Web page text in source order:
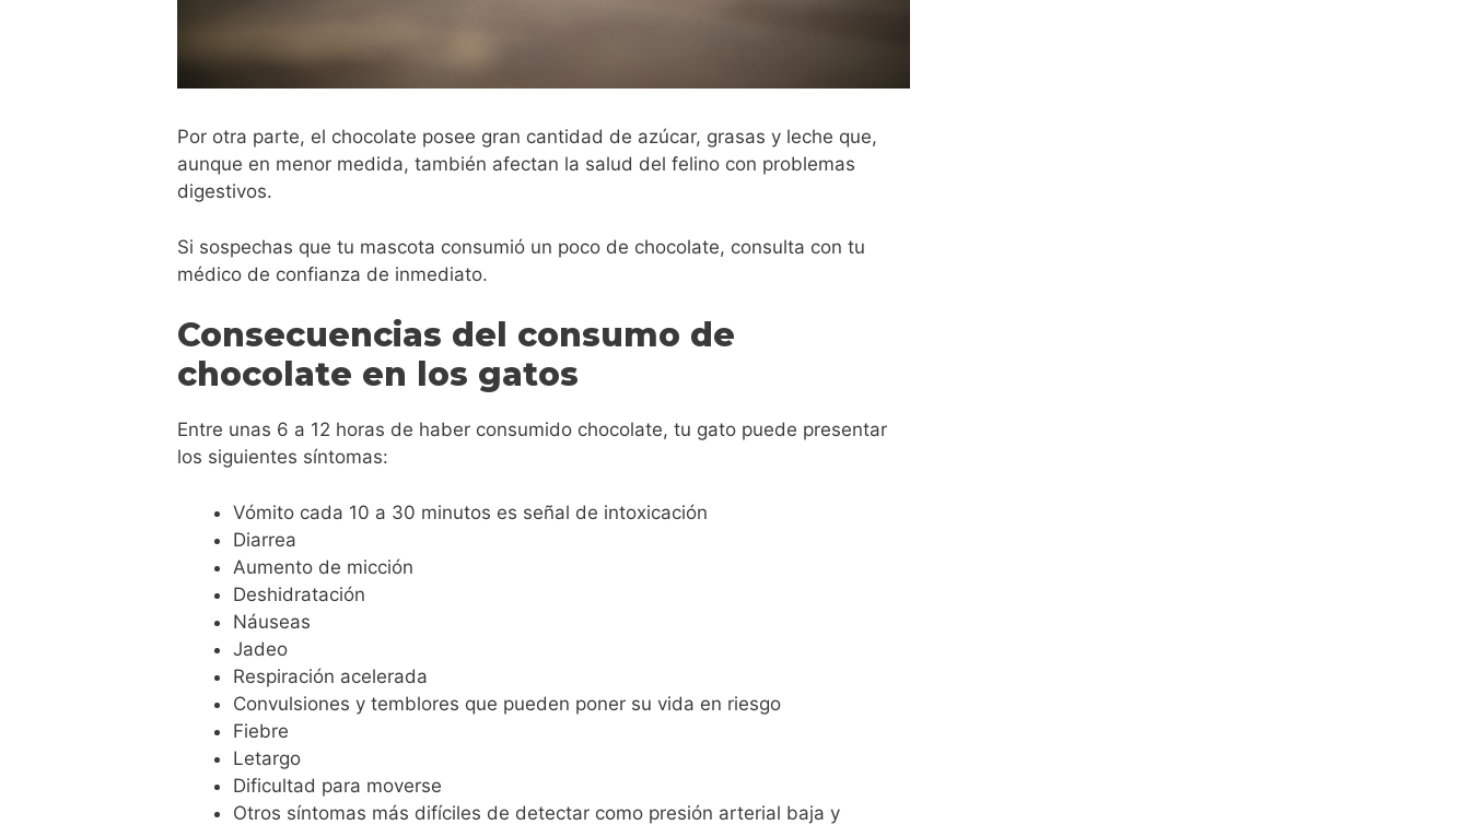
Por otra parte, el chocolate posee gran cantidad de azúcar, grasas y leche que,
aunque en menor medida, también afectan la salud del felino con problemas
digestivos.
Si sospechas que tu mascota consumió un poco de chocolate, consulta con tu
médico de confianza de inmediato.
Consecuencias del consumo de
chocolate en los gatos
Entre unas 6 a 12 horas de haber consumido chocolate, tu gato puede presentar
los siguientes síntomas:
Vómito cada 10 a 30 minutos es señal de intoxicación
Diarrea
Aumento de micción
Deshidratación
Náuseas
Jadeo
Respiración acelerada
Convulsiones y temblores que pueden poner su vida en riesgo
Fiebre
Letargo
Dificultad para moverse
Otros síntomas más difíciles de detectar como presión arterial baja y